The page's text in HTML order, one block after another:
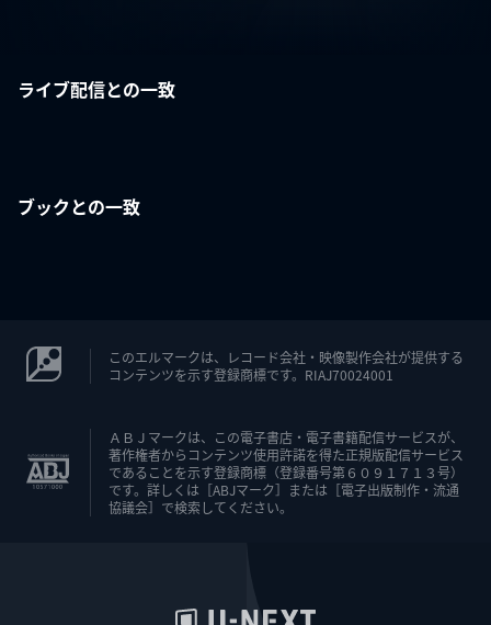
ライブ配信との一致
ブックとの一致
このエルマークは、レコード会社・映像製作会社が提供する
コンテンツを示す登録商標です。RIAJ70024001
ＡＢＪマークは、この電子書店・電子書籍配信サービスが、
著作権者からコンテンツ使用許諾を得た正規版配信サービス
であることを示す登録商標（登録番号第６０９１７１３号）
です。詳しくは［ABJマーク］または［電子出版制作・流通
協議会］で検索してください。